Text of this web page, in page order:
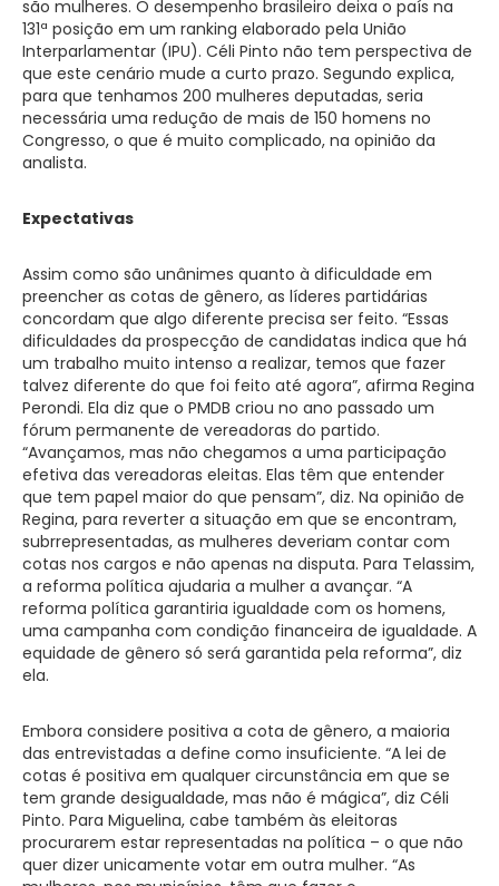
são mulheres. O desempenho brasileiro deixa o país na
131ª posição em um ranking elaborado pela União
Interparlamentar (IPU). Céli Pinto não tem perspectiva de
que este cenário mude a curto prazo. Segundo explica,
para que tenhamos 200 mulheres deputadas, seria
necessária uma redução de mais de 150 homens no
Congresso, o que é muito complicado, na opinião da
analista.
Expectativas
Assim como são unânimes quanto à dificuldade em
preencher as cotas de gênero, as líderes partidárias
concordam que algo diferente precisa ser feito. “Essas
dificuldades da prospecção de candidatas indica que há
um trabalho muito intenso a realizar, temos que fazer
talvez diferente do que foi feito até agora”, afirma Regina
Perondi. Ela diz que o PMDB criou no ano passado um
fórum permanente de vereadoras do partido.
“Avançamos, mas não chegamos a uma participação
efetiva das vereadoras eleitas. Elas têm que entender
que tem papel maior do que pensam”, diz. Na opinião de
Regina, para reverter a situação em que se encontram,
subrrepresentadas, as mulheres deveriam contar com
cotas nos cargos e não apenas na disputa. Para Telassim,
a reforma política ajudaria a mulher a avançar. “A
reforma política garantiria igualdade com os homens,
uma campanha com condição financeira de igualdade. A
equidade de gênero só será garantida pela reforma”, diz
ela.
Embora considere positiva a cota de gênero, a maioria
das entrevistadas a define como insuficiente. “A lei de
cotas é positiva em qualquer circunstância em que se
tem grande desigualdade, mas não é mágica”, diz Céli
Pinto. Para Miguelina, cabe também às eleitoras
procurarem estar representadas na política – o que não
quer dizer unicamente votar em outra mulher. “As